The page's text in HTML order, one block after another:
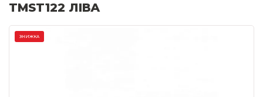
TMST122 ЛІВА
ЗНИЖКА